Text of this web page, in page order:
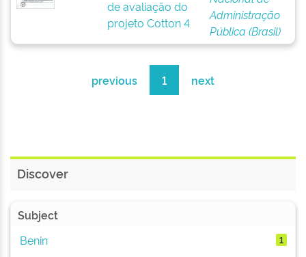
de avaliação do
projeto Cotton 4
Administração
Pública (Brasil)
previous 1 next
Discover
Subject
Benin
1